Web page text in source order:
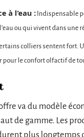
à l’eau : Indispensable
ou qui vivent dans une
colliers sentent fort.
pour le confort olfactif de
va du modèle
de gamme. Les
plus longtemps